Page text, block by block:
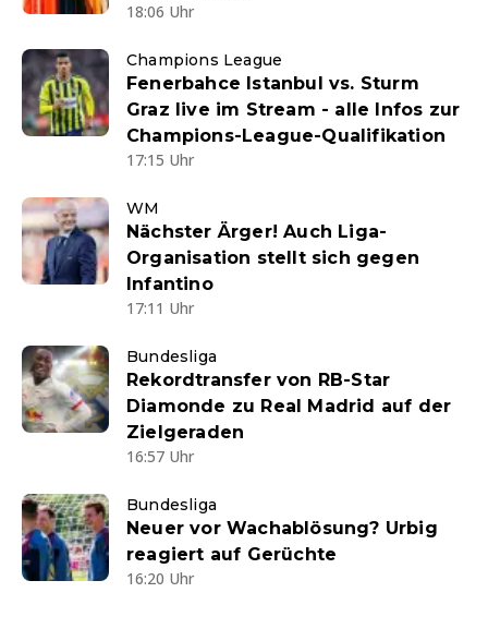
18:06 Uhr
Champions League
Fenerbahce Istanbul vs. Sturm
Graz live im Stream - alle Infos zur
Champions-League-Qualifikation
17:15 Uhr
WM
Nächster Ärger! Auch Liga-
Organisation stellt sich gegen
Infantino
17:11 Uhr
Bundesliga
Rekordtransfer von RB-Star
Diamonde zu Real Madrid auf der
Zielgeraden
16:57 Uhr
Bundesliga
Neuer vor Wachablösung? Urbig
reagiert auf Gerüchte
16:20 Uhr